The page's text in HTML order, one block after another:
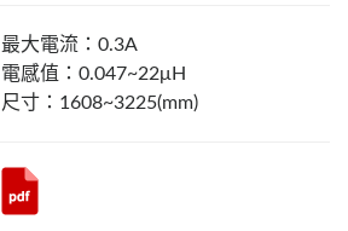
最大電流：0.3A
電感值：0.047~22μH
尺寸：1608~3225(mm)